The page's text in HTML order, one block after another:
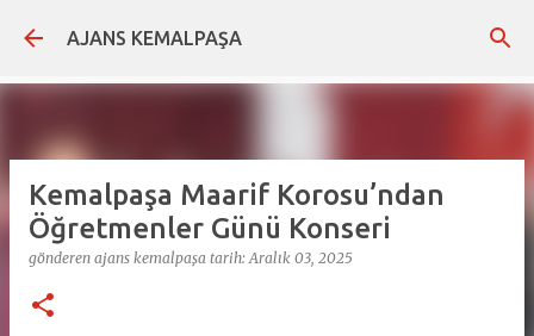
Ana içeriğe atla
AJANS KEMALPAŞA
Kemalpaşa Maarif Korosu’ndan
Öğretmenler Günü Konseri
gönderen ajans kemalpaşa tarih:Aralık 03, 2025